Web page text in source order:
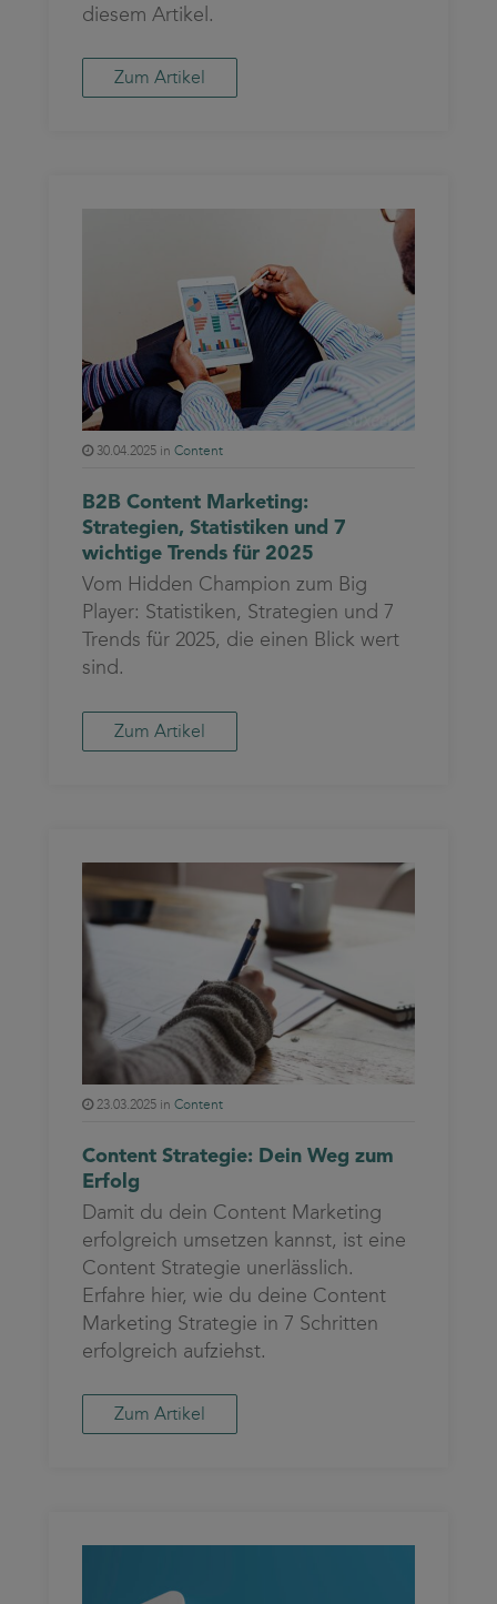
diesem Artikel.
Zum Artikel
30.04.2025 in Content
B2B Content Marketing:
Strategien, Statistiken und 7
wichtige Trends für 2025
Vom Hidden Champion zum Big
Player: Statistiken, Strategien und 7
Trends für 2025, die einen Blick wert
sind.
Zum Artikel
23.03.2025 in Content
Content Strategie: Dein Weg zum
Erfolg
Damit du dein Content Marketing
erfolgreich umsetzen kannst, ist eine
Content Strategie unerlässlich.
Erfahre hier, wie du deine Content
Marketing Strategie in 7 Schritten
erfolgreich aufziehst.
Zum Artikel